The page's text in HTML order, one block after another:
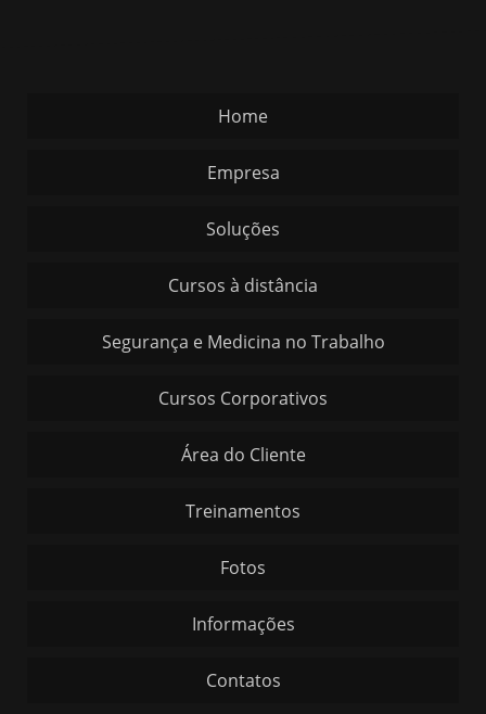
Home
Empresa
Soluções
Cursos à distância
Segurança e Medicina no Trabalho
Cursos Corporativos
Área do Cliente
Treinamentos
Fotos
Informações
Contatos